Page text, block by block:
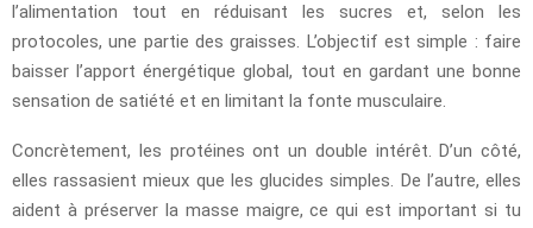
l’alimentation tout en réduisant les sucres et, selon les
protocoles, une partie des graisses. L’objectif est simple : faire
baisser l’apport énergétique global, tout en gardant une bonne
sensation de satiété et en limitant la fonte musculaire.
Concrètement, les protéines ont un double intérêt. D’un côté,
elles rassasient mieux que les glucides simples. De l’autre, elles
aident à préserver la masse maigre, ce qui est important si tu